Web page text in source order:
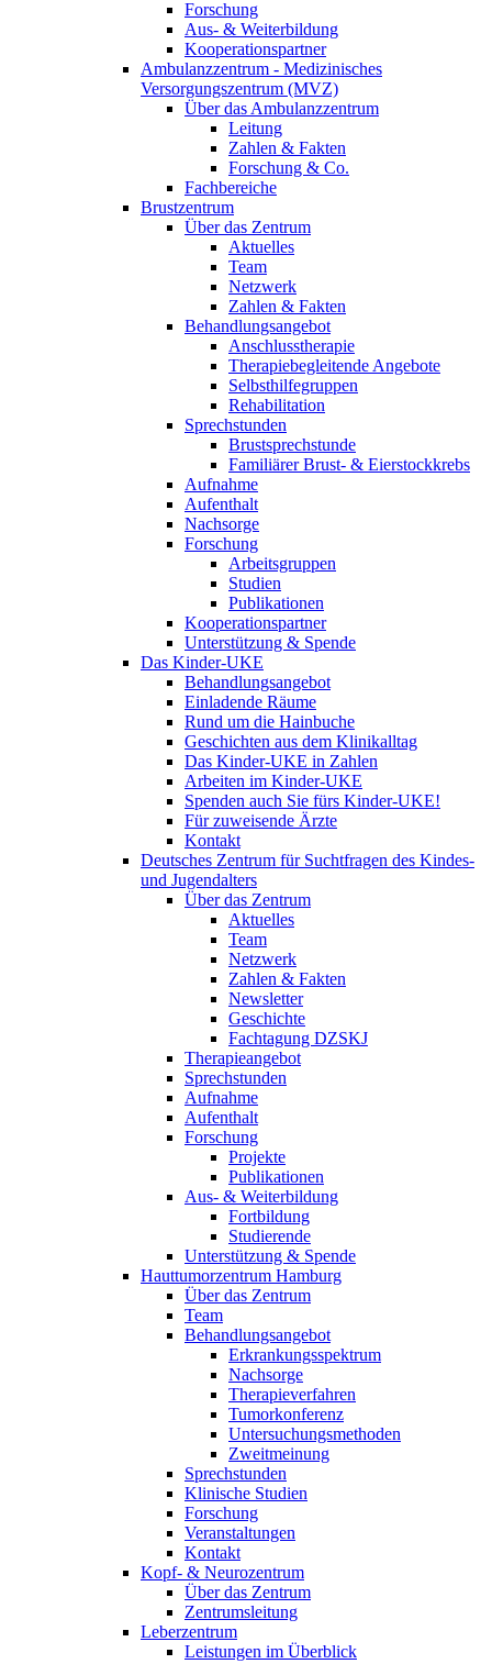
Forschung
Aus- & Weiterbildung
Kooperationspartner
Ambulanzzentrum - Medizinisches
Versorgungszentrum (MVZ)
Über das Ambulanzzentrum
Leitung
Zahlen & Fakten
Forschung & Co.
Fachbereiche
Brustzentrum
Über das Zentrum
Aktuelles
Team
Netzwerk
Zahlen & Fakten
Behandlungsangebot
Anschlusstherapie
Therapiebegleitende Angebote
Selbsthilfegruppen
Rehabilitation
Sprechstunden
Brustsprechstunde
Familiärer Brust- & Eierstockkrebs
Aufnahme
Aufenthalt
Nachsorge
Forschung
Arbeitsgruppen
Studien
Publikationen
Kooperationspartner
Unterstützung & Spende
Das Kinder-UKE
Behandlungsangebot
Einladende Räume
Rund um die Hainbuche
Geschichten aus dem Klinikalltag
Das Kinder-UKE in Zahlen
Arbeiten im Kinder-UKE
Spenden auch Sie fürs Kinder-UKE!
Für zuweisende Ärzte
Kontakt
Deutsches Zentrum für Suchtfragen des Kindes-
und Jugendalters
Über das Zentrum
Aktuelles
Team
Netzwerk
Zahlen & Fakten
Newsletter
Geschichte
Fachtagung DZSKJ
Therapieangebot
Sprechstunden
Aufnahme
Aufenthalt
Forschung
Projekte
Publikationen
Aus- & Weiterbildung
Fortbildung
Studierende
Unterstützung & Spende
Hauttumorzentrum Hamburg
Über das Zentrum
Team
Behandlungsangebot
Erkrankungsspektrum
Nachsorge
Therapieverfahren
Tumorkonferenz
Untersuchungsmethoden
Zweitmeinung
Sprechstunden
Klinische Studien
Forschung
Veranstaltungen
Kontakt
Kopf- & Neurozentrum
Über das Zentrum
Zentrumsleitung
Leberzentrum
Leistungen im Überblick